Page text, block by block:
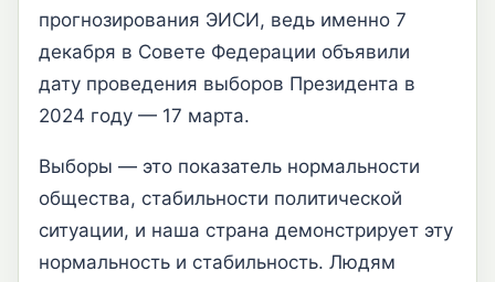
прогнозирования ЭИСИ, ведь именно 7
декабря в Совете Федерации объявили
дату проведения выборов Президента в
2024 году — 17 марта.
Выборы — это показатель нормальности
общества, стабильности политической
ситуации, и наша страна демонстрирует эту
нормальность и стабильность. Людям